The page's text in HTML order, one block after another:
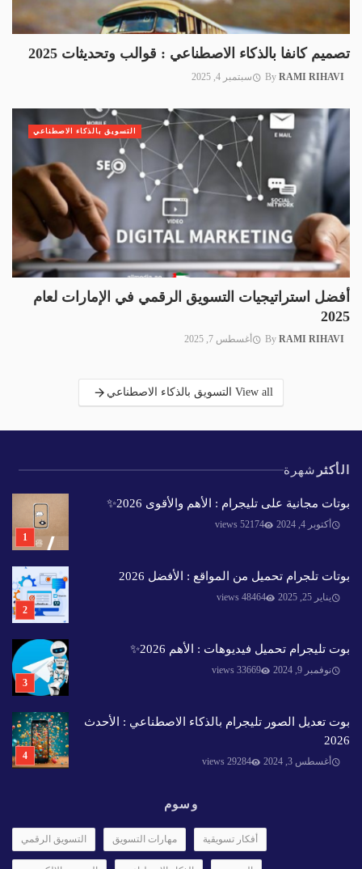
تصميم كانفا بالذكاء الاصطناعي : قوالب وتحديثات 2025
By RAMI RIHAVI سبتمبر 4, 2025
أفضل استراتيجيات التسويق الرقمي في الإمارات لعام
2025
By RAMI RIHAVI أغسطس 7, 2025
التسويق بالذكاء الاصطناعي
View all التسويق بالذكاء الاصطناعي
الأكثر شهرة
بوتات مجانية على تليجرام : الأهم والأقوى 2026✨️
أكتوبر 4, 2024 52174 views
بوتات تلجرام تحميل من المواقع : الأفضل 2026
يناير 25, 2025 48464 views
بوت تليجرام تحميل فيديوهات : الأهم 2026✨️
نوفمبر 9, 2024 33669 views
بوت تعديل الصور تليجرام بالذكاء الاصطناعي : الأحدث
2026
أغسطس 3, 2024 29284 views
وسوم
التسويق الرقمي مهارات التسويق أفكار تسويقية